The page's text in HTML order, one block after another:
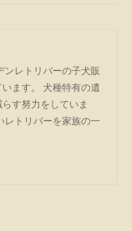
ンレトリバーの子犬販
ます。 犬種特有の遺
す努力をしていま
レトリバーを家族の一